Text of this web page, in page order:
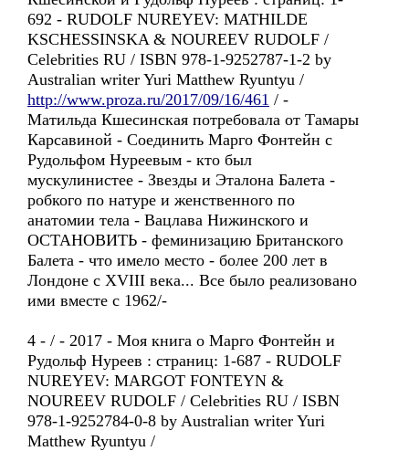
692 - RUDOLF NUREYEV: MATHILDE
KSCHESSINSKA & NOUREEV RUDOLF /
Celebrities RU / ISBN 978-1-9252787-1-2 by
Australian writer Yuri Matthew Ryuntyu /
http://www.proza.ru/2017/09/16/461 / -
Матильда Кшесинская потребовала от Тамары
Карсавиной - Соединить Марго Фонтейн с
Рудольфом Нуреевым - кто был
мускулинистее - Звезды и Эталона Балета -
робкого по натуре и женственного по
анатомии тела - Вацлава Нижинского и
ОСТАНОВИТЬ - феминизацию Британского
Балета - что имело место - более 200 лет в
Лондоне с XVIII века... Все было реализовано
ими вместе с 1962/-
4 - / - 2017 - Моя книга о Марго Фонтейн и
Рудольф Нуреев : страниц: 1-687 - RUDOLF
NUREYEV: MARGOT FONTEYN &
NOUREEV RUDOLF / Celebrities RU / ISBN
978-1-9252784-0-8 by Australian writer Yuri
Matthew Ryuntyu /